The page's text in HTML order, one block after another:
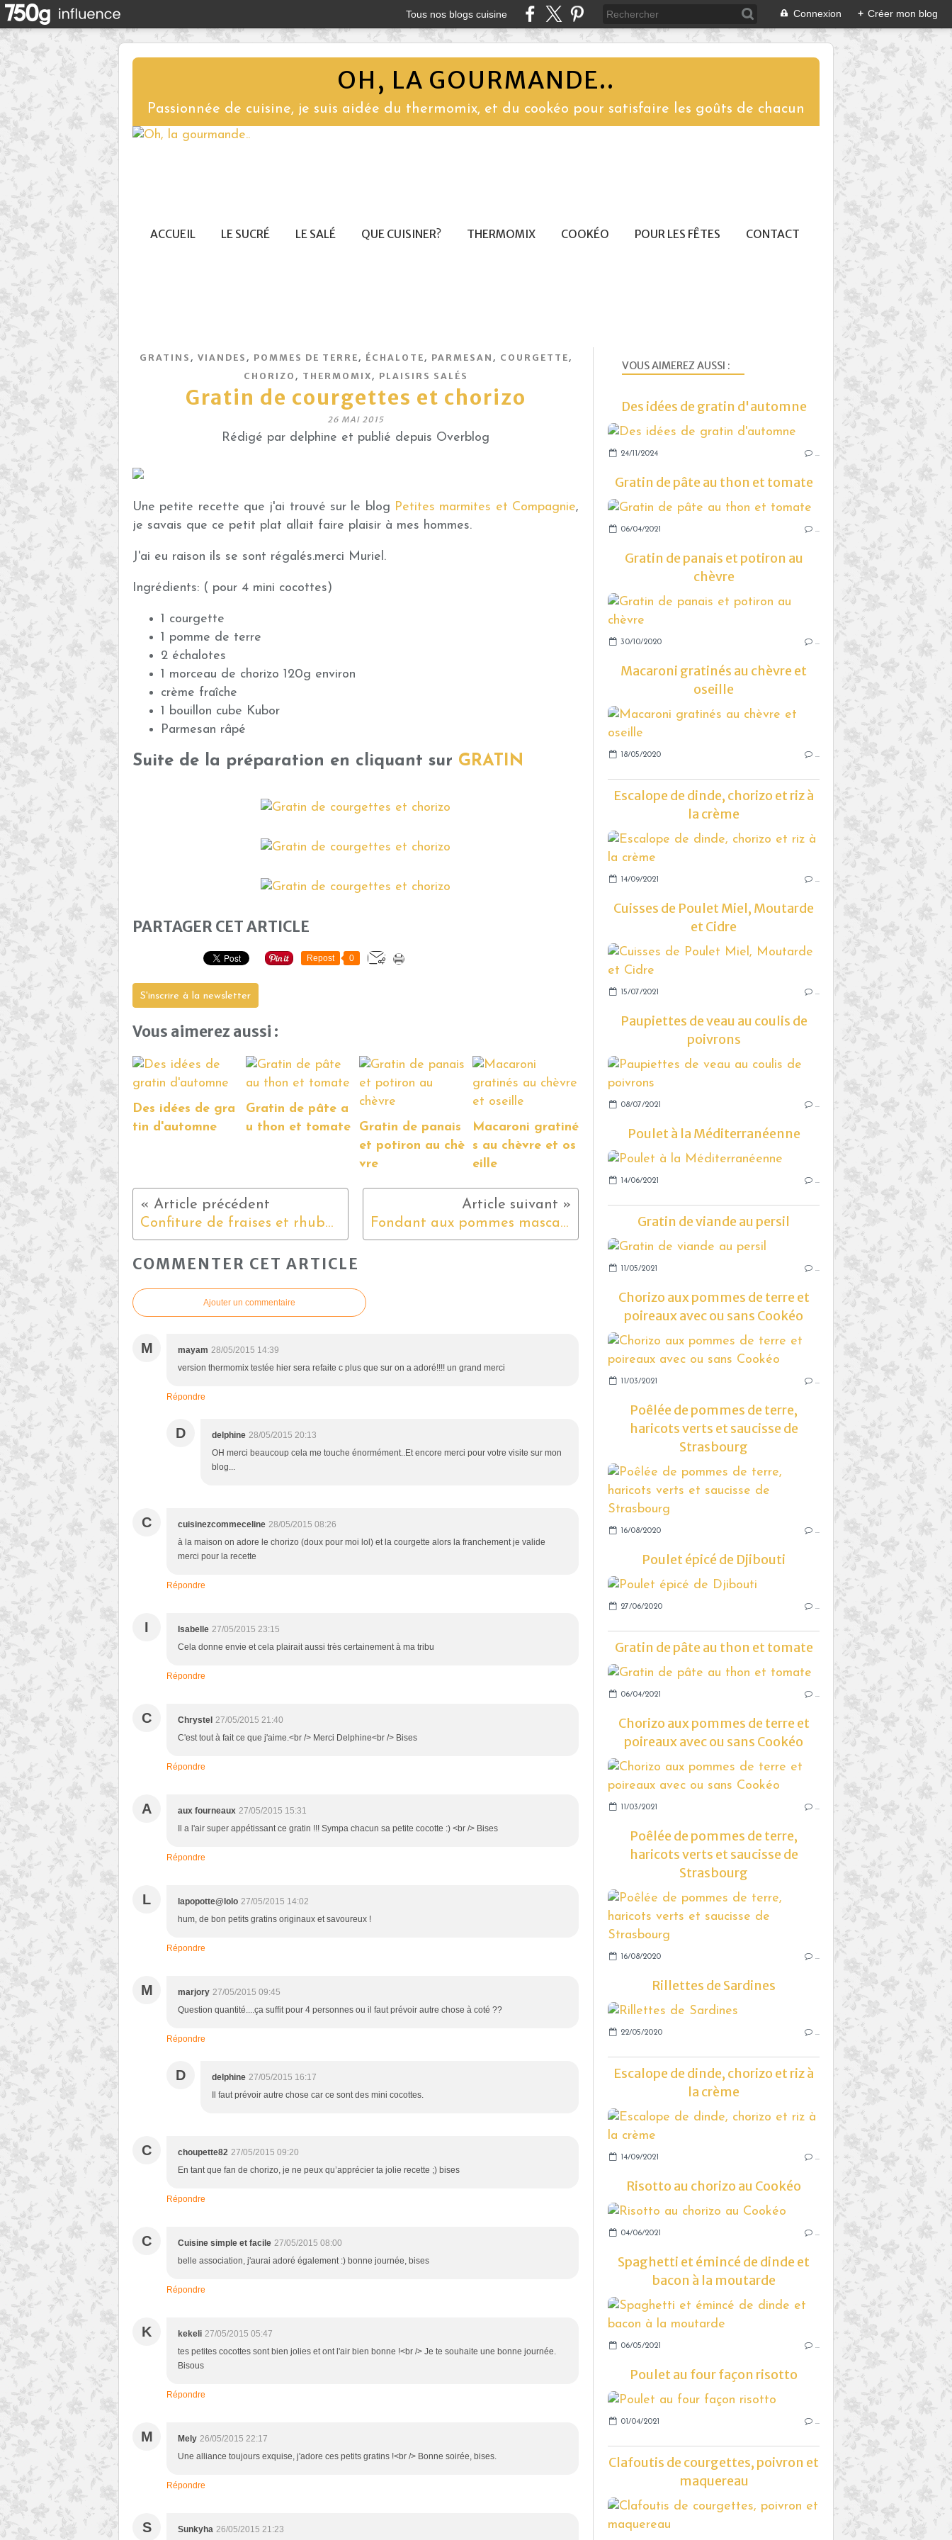
Tous nos blogs cuisine Connexion + Créer mon blog
OH, LA GOURMANDE..
Passionnée de cuisine, je suis aidée du thermomix, et du cookéo pour satisfaire les goûts de chacun
ACCUEIL LE SUCRÉ LE SALÉ QUE CUISINER? THERMOMIX COOKÉO POUR LES FÊTES CONTACT
GRATINS , VIANDES , POMMES DE TERRE, ÉCHALOTE, PARMESAN , COURGETTE,
CHORIZO , THERMOMIX, PLAISIRS SALÉS
Gratin de courgettes et chorizo
26 MAI 2015
Rédigé par delphine et publié depuis Overblog
Une petite recette que j'ai trouvé sur le blog Petites marmites et Compagnie,
je savais que ce petit plat allait faire plaisir à mes hommes.
J'ai eu raison ils se sont régalés.merci Muriel.
Ingrédients: ( pour 4 mini cocottes)
1 courgette
1 pomme de terre
2 échalotes
1 morceau de chorizo 120g environ
crème fraîche
1 bouillon cube Kubor
Parmesan râpé
Suite de la préparation en cliquant sur GRATIN
PARTAGER CET ARTICLE
Repost 0
S'inscrire à la newsletter
Vous aimerez aussi :
Des idées de gra
tin d'automne
Gratin de pâte a
u thon et tomate
Gratin de panais
et potiron au chè
vre
Macaroni gratiné
s au chèvre et os
eille
Confiture de fraises et rhubarbe Fondant aux pommes mascarpone
COMMENTER CET ARTICLE
Ajouter un commentaire
M mayam 28/05/2015 14:39
version thermomix testée hier sera refaite c plus que sur on a adoré!!!! un grand merci
Répondre
D delphine 28/05/2015 20:13
OH merci beaucoup cela me touche énormément..Et encore merci pour votre visite sur mon
blog...
C cuisinezcommeceline 28/05/2015 08:26
à la maison on adore le chorizo (doux pour moi lol) et la courgette alors la franchement je valide
merci pour la recette
Répondre
I Isabelle 27/05/2015 23:15
Cela donne envie et cela plairait aussi très certainement à ma tribu
Répondre
C Chrystel 27/05/2015 21:40
C'est tout à fait ce que j'aime.<br /> Merci Delphine<br /> Bises
Répondre
A aux fourneaux 27/05/2015 15:31
Il a l'air super appétissant ce gratin !!! Sympa chacun sa petite cocotte :) <br /> Bises
Répondre
L lapopotte@lolo 27/05/2015 14:02
hum, de bon petits gratins originaux et savoureux !
Répondre
M marjory 27/05/2015 09:45
Question quantité....ça suffit pour 4 personnes ou il faut prévoir autre chose à coté ??
Répondre
D delphine 27/05/2015 16:17
Il faut prévoir autre chose car ce sont des mini cocottes.
C choupette82 27/05/2015 09:20
En tant que fan de chorizo, je ne peux qu’apprécier ta jolie recette ;) bises
Répondre
C Cuisine simple et facile 27/05/2015 08:00
belle association, j'aurai adoré également :) bonne journée, bises
Répondre
K kekeli 27/05/2015 05:47
tes petites cocottes sont bien jolies et ont l'air bien bonne !<br /> Je te souhaite une bonne journée.
Bisous
Répondre
M Mely 26/05/2015 22:17
Une alliance toujours exquise, j'adore ces petits gratins !<br /> Bonne soirée, bises.
Répondre
S Sunkyha 26/05/2015 21:23
VOUS AIMEREZ AUSSI :
Des idées de gratin d'automne
24/11/2024 …
Gratin de pâte au thon et tomate
06/04/2021 …
Gratin de panais et potiron au
chèvre
30/10/2020 …
Macaroni gratinés au chèvre et
oseille
18/05/2020 …
Escalope de dinde, chorizo et riz à
la crème
14/09/2021 …
Cuisses de Poulet Miel, Moutarde
et Cidre
15/07/2021 …
Paupiettes de veau au coulis de
poivrons
08/07/2021 …
Poulet à la Méditerranéenne
14/06/2021 …
Gratin de viande au persil
11/05/2021 …
Chorizo aux pommes de terre et
poireaux avec ou sans Cookéo
11/03/2021 …
Poêlée de pommes de terre,
haricots verts et saucisse de
Strasbourg
16/08/2020 …
Poulet épicé de Djibouti
27/06/2020 …
Gratin de pâte au thon et tomate
06/04/2021 …
Chorizo aux pommes de terre et
poireaux avec ou sans Cookéo
11/03/2021 …
Poêlée de pommes de terre,
haricots verts et saucisse de
Strasbourg
16/08/2020 …
Rillettes de Sardines
22/05/2020 …
Escalope de dinde, chorizo et riz à
la crème
14/09/2021 …
Risotto au chorizo au Cookéo
04/06/2021 …
Spaghetti et émincé de dinde et
bacon à la moutarde
06/05/2021 …
Poulet au four façon risotto
01/04/2021 …
Clafoutis de courgettes, poivron et
maquereau